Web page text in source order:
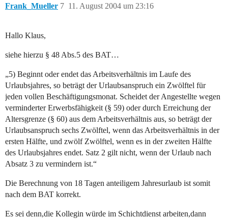
Frank_Mueller 11. August 2004 um 23:16
7
Hallo Klaus,
siehe hierzu § 48 Abs.5 des BAT…
„5) Beginnt oder endet das Arbeitsverhältnis im Laufe des
Urlaubsjahres, so beträgt der Urlaubsanspruch ein Zwölftel für
jeden vollen Beschäftigungsmonat. Scheidet der Angestellte wegen
verminderter Erwerbsfähigkeit (§ 59) oder durch Erreichung der
Altersgrenze (§ 60) aus dem Arbeitsverhältnis aus, so beträgt der
Urlaubsanspruch sechs Zwölftel, wenn das Arbeitsverhältnis in der
ersten Hälfte, und zwölf Zwölftel, wenn es in der zweiten Hälfte
des Urlaubsjahres endet. Satz 2 gilt nicht, wenn der Urlaub nach
Absatz 3 zu vermindern ist.“
Die Berechnung von 18 Tagen anteiligem Jahresurlaub ist somit
nach dem BAT korrekt.
Es sei denn,die Kollegin würde im Schichtdienst arbeiten,dann